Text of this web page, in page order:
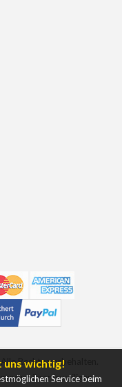
Rechte vorbehalten.
ihrer jeweiligen
uns wichtig!
Service beim